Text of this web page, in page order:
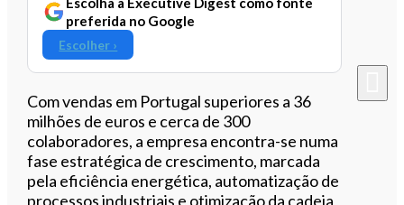
preferida no Google
Escolher ›
Com vendas em Portugal superiores a 36
milhões de euros e cerca de 300
colaboradores, a empresa encontra-se numa
fase estratégica de crescimento, marcada
pela eficiência energética, automatização de
processos industriais e otimização da cadeia